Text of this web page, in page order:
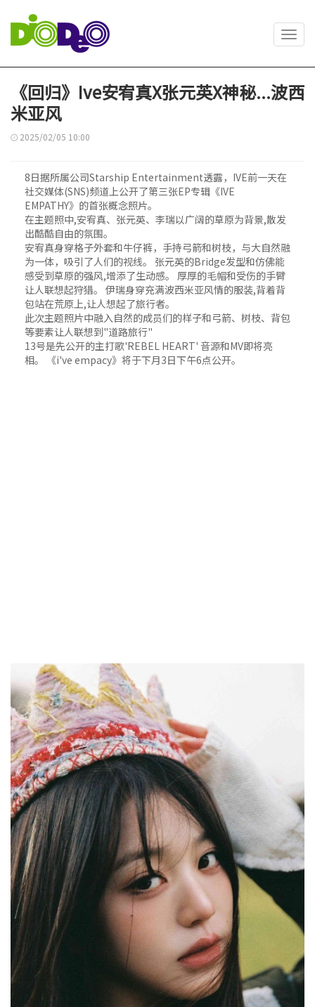
《回归》Ive安宥真X张元英X神秘...波西
米亚风
2025/02/05 10:00
8日据所属公司Starship Entertainment透露，IVE前一天在
社交媒体(SNS)频道上公开了第三张EP专辑《IVE
EMPATHY》的首张概念照片。
在主题照中,安宥真、张元英、李瑞以广阔的草原为背景,散发
出酷酷自由的氛围。
安宥真身穿格子外套和牛仔裤，手持弓箭和树枝，与大自然融
为一体，吸引了人们的视线。 张元英的Bridge发型和仿佛能
感受到草原的强风,增添了生动感。 厚厚的毛帽和受伤的手臂
让人联想起狩猎。 伊瑞身穿充满波西米亚风情的服装,背着背
包站在荒原上,让人想起了旅行者。
此次主题照片中融入自然的成员们的样子和弓箭、树枝、背包
等要素让人联想到"道路旅行"
13号是先公开的主打歌'REBEL HEART' 音源和MV即将亮
相。 《i've empacy》将于下月3日下午6点公开。